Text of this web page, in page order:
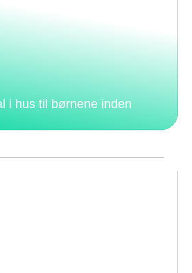
i hus til børnene inden